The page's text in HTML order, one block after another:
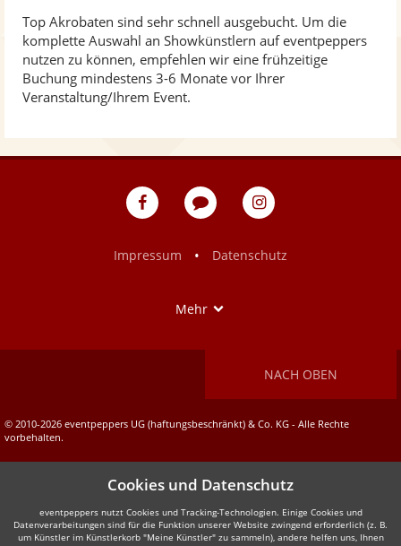
Top Akrobaten sind sehr schnell ausgebucht. Um die
komplette Auswahl an Showkünstlern auf eventpeppers
nutzen zu können, empfehlen wir eine frühzeitige
Buchung mindestens 3-6 Monate vor Ihrer
Veranstaltung/Ihrem Event.
eventpeppers
Blog
eventpeppers
Impressum
• Datenschutz
Mehr
NACH OBEN
© 2010-2026 eventpeppers UG (haftungsbeschränkt) & Co. KG - Alle Rechte
vorbehalten.
Cookies und Datenschutz
eventpeppers nutzt Cookies und Tracking-Technologien. Einige Cookies und
Datenverarbeitungen sind für die Funktion unserer Website zwingend erforderlich (z. B.
um Künstler im Künstlerkorb "Meine Künstler" zu sammeln), andere helfen uns, Ihnen